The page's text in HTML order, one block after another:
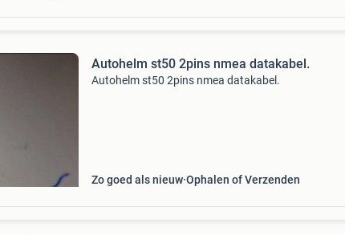
Autohelm st50 2pins nmea datakabel.
Autohelm st50 2pins nmea datakabel.
Zo goed als nieuw Ophalen of Verzenden